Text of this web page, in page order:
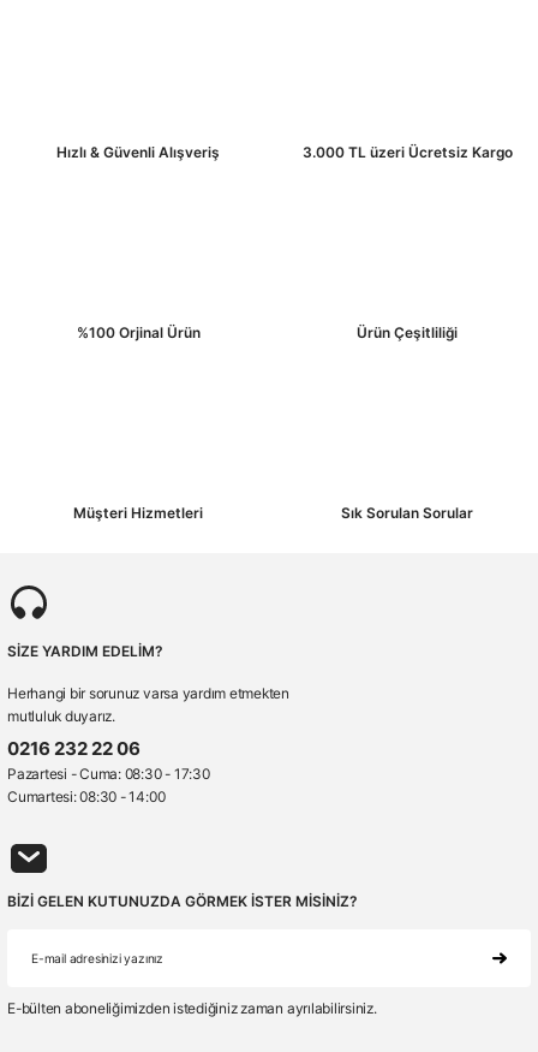
Hızlı & Güvenli Alışveriş 3.000 TL üzeri Ücretsiz Kargo
%100 Orjinal Ürün Ürün Çeşitliliği
Müşteri Hizmetleri Sık Sorulan Sorular
SİZE YARDIM EDELİM?
Herhangi bir sorunuz varsa yardım etmekten
mutluluk duyarız.
0216 232 22 06
Pazartesi - Cuma: 08:30 - 17:30
Cumartesi: 08:30 - 14:00
BİZİ GELEN KUTUNUZDA GÖRMEK İSTER MİSİNİZ?
E-bülten aboneliğimizden istediğiniz zaman ayrılabilirsiniz.